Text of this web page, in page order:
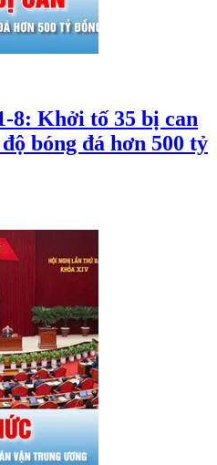
8: Khởi tố 35 bị can
bóng đá hơn 500 tỷ